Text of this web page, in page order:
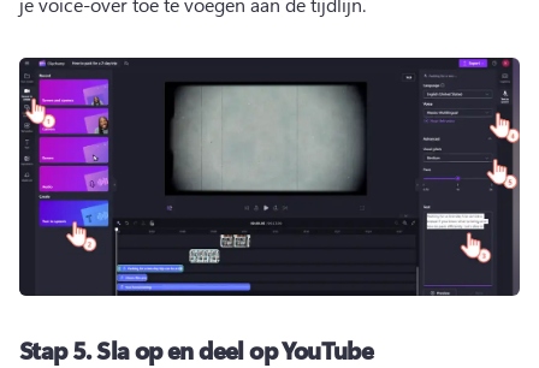
Stap 5.Sla op en deel op YouTube